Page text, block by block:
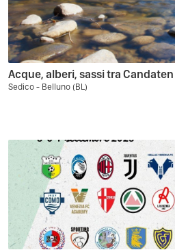
Acque, alberi, sassi tra
Sedico - Belluno (BL)